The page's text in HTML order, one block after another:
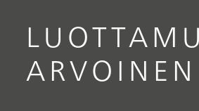
ARVOINEN